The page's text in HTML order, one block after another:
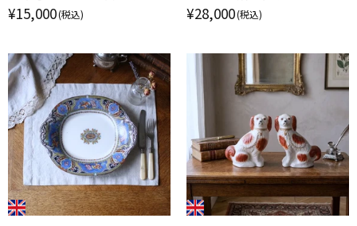
¥15,000(税込)
ハロッズ イギリス
¥28,000(税込)